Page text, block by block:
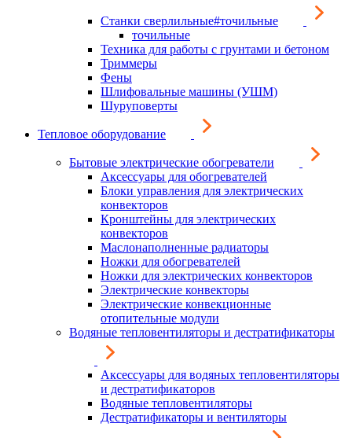
Станки сверлильные#точильные
точильные
Техника для работы с грунтами и бетоном
Триммеры
Фены
Шлифовальные машины (УШМ)
Шуруповерты
Тепловое оборудование
Бытовые электрические обогреватели
Аксессуары для обогревателей
Блоки управления для электрических
конвекторов
Кронштейны для электрических
конвекторов
Маслонаполненные радиаторы
Ножки для обогревателей
Ножки для электрических конвекторов
Электрические конвекторы
Электрические конвекционные
отопительные модули
Водяные тепловентиляторы и дестратификаторы
Аксессуары для водяных тепловентиляторы
и дестратификаторов
Водяные тепловентиляторы
Дестратификаторы и вентиляторы